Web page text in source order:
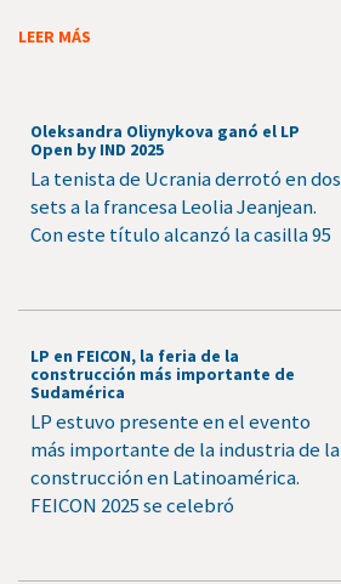
LEER MÁS
Oleksandra Oliynykova ganó el LP
Open by IND 2025
La tenista de Ucrania derrotó en dos
sets a la francesa Leolia Jeanjean.
Con este título alcanzó la casilla 95
LP en FEICON, la feria de la
construcción más importante de
Sudamérica
LP estuvo presente en el evento
más importante de la industria de la
construcción en Latinoamérica.
FEICON 2025 se celebró